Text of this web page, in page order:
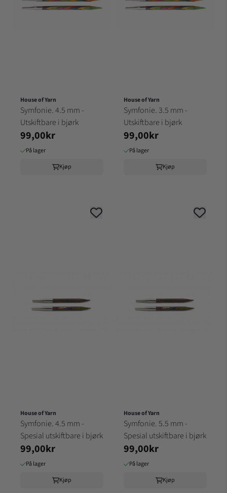
House of Yarn
Symfonie. 4.5 mm -
Utskiftbare i bjørk
99,00kr
På lager
Kjøp
House of Yarn
Symfonie. 3.5 mm -
Utskiftbare i bjørk
99,00kr
På lager
Kjøp
House of Yarn
Symfonie. 4.5 mm -
Spesial utskiftbare i bjørk
99,00kr
På lager
Kjøp
House of Yarn
Symfonie. 5.5 mm -
Spesial utskiftbare i bjørk
99,00kr
På lager
Kjøp